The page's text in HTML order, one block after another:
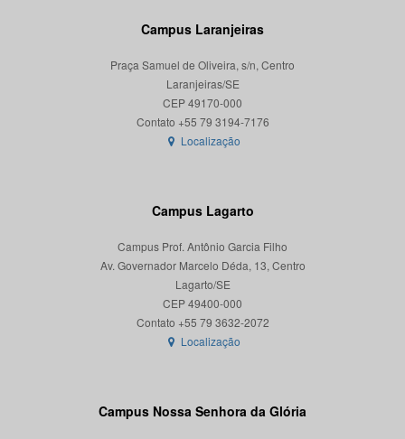
Campus Laranjeiras
Praça Samuel de Oliveira, s/n, Centro
Laranjeiras/SE
CEP 49170-000
Localização
Campus Lagarto
Campus Prof. Antônio Garcia Filho
Av. Governador Marcelo Déda, 13, Centro
Lagarto/SE
CEP 49400-000
Localização
Campus Nossa Senhora da Glória